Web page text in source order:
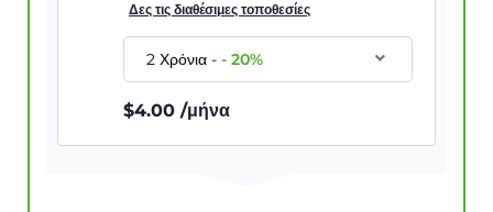
Δες τις διαθέσιμες τοποθεσίες
2 Χρόνια--20%
$4.00 /μήνα